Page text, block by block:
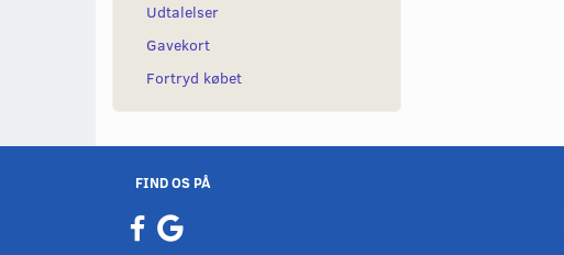
Udtalelser
Gavekort
Fortryd købet
FIND OS PÅ